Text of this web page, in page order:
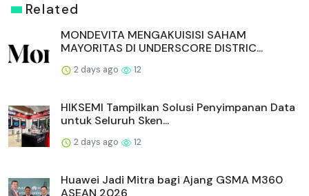
Related
MONDEVITA MENGAKUISISI SAHAM
MAYORITAS DI UNDERSCORE DISTRIC...
2 days ago 12
HIKSEMI Tampilkan Solusi Penyimpanan Data
untuk Seluruh Sken...
2 days ago 12
Huawei Jadi Mitra bagi Ajang GSMA M360